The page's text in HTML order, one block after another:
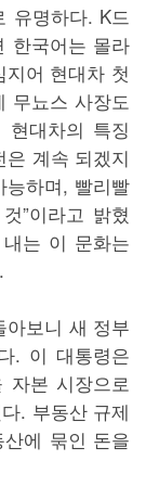
유명하다. K드
한국어는 몰라
어 현대차 첫
무뇨스 사장도
현대차의 특징
은 계속 되겠지
능하며, 빨리빨
”이라고 밝혔
는 이 문화는
보니 새 정부
. 이 대통령은
자본 시장으로
. 부동산 규제
에 묶인 돈을